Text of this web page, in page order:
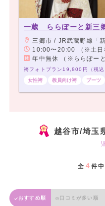
一蔵 ららぽーと新三
三郷市 / JR武蔵野線「
10:00〜20:00 （※土日
年中無休 （※ららぽー
女性袴
教員向け袴 ブーツ
越谷市/埼玉
全 4 件
おすすめ順 口コミが多い順